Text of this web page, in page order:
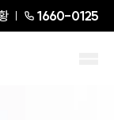
1660-0125